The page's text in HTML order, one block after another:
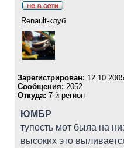
Renault-клуб
Зарегистрирован:
Сообщения: 2052
Откуда: 7-й регион
ЮМБР
тупость мот была на
высоких это